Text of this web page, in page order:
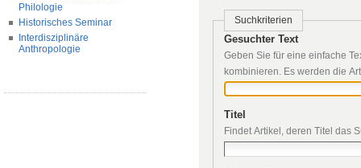
Philologie
Historisches Seminar
Interdisziplinäre
Anthropologie
Suchkriterien
Gesuchter Text
Geben Sie für eine einfache
kombinieren. Es werden die
Titel
Findet Artikel, deren Titel das